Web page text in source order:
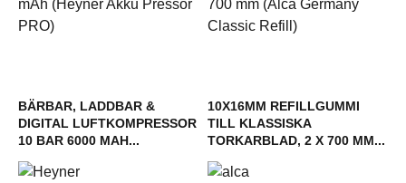
BÄRBAR, LADDBAR &
DIGITAL LUFTKOMPRESSOR
10 BAR 6000 MAH...
10X16MM REFILLGUMMI
TILL KLASSISKA
TORKARBLAD, 2 X 700 MM...